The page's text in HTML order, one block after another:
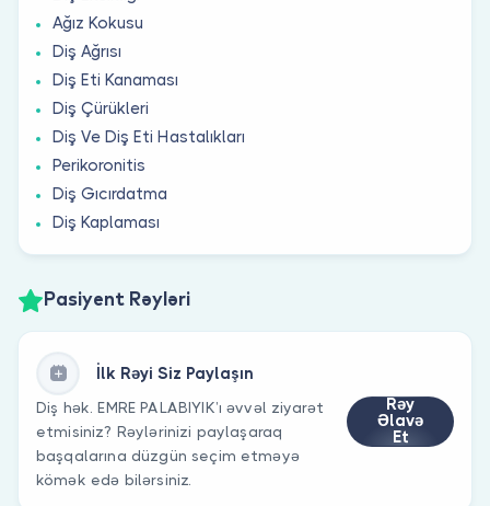
Ağız Kokusu
Diş Ağrısı
Diş Eti Kanaması
Diş Çürükleri
Diş Ve Diş Eti Hastalıkları
Perikoronitis
Diş Gıcırdatma
Diş Kaplaması
Pasiyent Rəyləri
İlk Rəyi Siz Paylaşın
Diş hək. EMRE PALABIYIK’ı əvvəl ziyarət
etmisiniz? Rəylərinizi paylaşaraq
başqalarına düzgün seçim etməyə
kömək edə bilərsiniz.
Rəy
Əlavə
Et